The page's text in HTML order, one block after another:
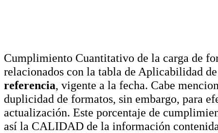
Cumplimiento Cuantitativo de la carga de
relacionados con la tabla de Aplicabilidad
referencia, vigente a la fecha. Cabe
duplicidad de formatos, sin embargo, para
actualización. Este porcentaje de
así la CALIDAD de la información